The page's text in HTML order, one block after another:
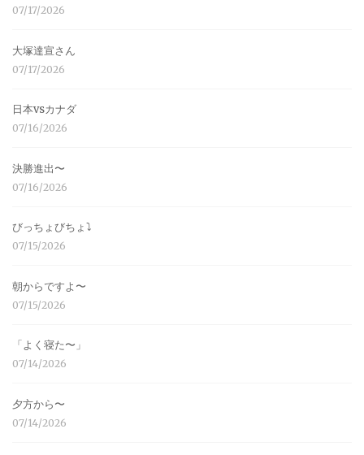
07/17/2026
大塚達宣さん
07/17/2026
日本vsカナダ
07/16/2026
決勝進出〜
07/16/2026
びっちょびちょ⤵︎
07/15/2026
朝からですよ〜
07/15/2026
「よく寝た〜」
07/14/2026
夕方から〜
07/14/2026